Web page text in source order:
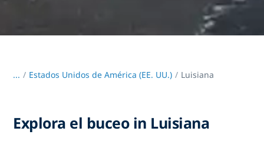
... / Estados Unidos de América (EE. UU.) Luisiana
Explora el buceo in Luisiana